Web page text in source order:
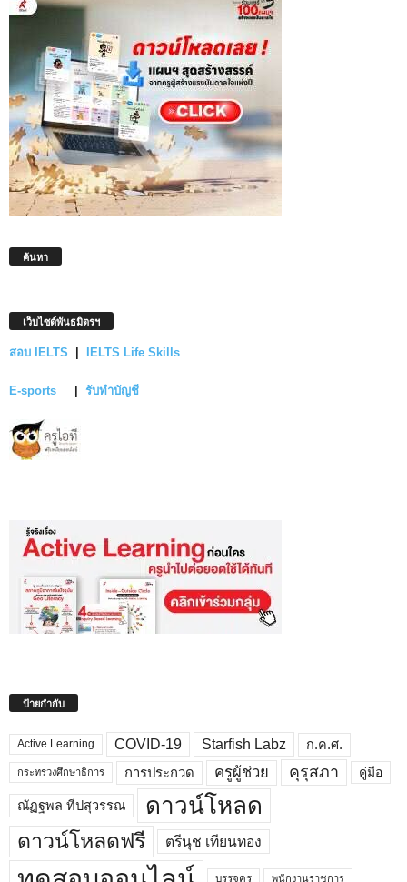
ค้นหา
เว็บไซต์พันธมิตรฯ
สอบ IELTS IELTS Life Skills
E-sports รับทำบัญชี
ป้ายกำกับ
Active Learning COVID-19 Starfish Labz ก.ค.ศ.
กระทรวงศึกษาธิการ การประกวด ครูผู้ช่วย คุรุสภา คู่มือ
ณัฏฐพล ทีปสุวรรณ ดาวน์โหลด
ดาวน์โหลดฟรี ตรีนุช เทียนทอง
บรรจุครู พนักงานราชการ